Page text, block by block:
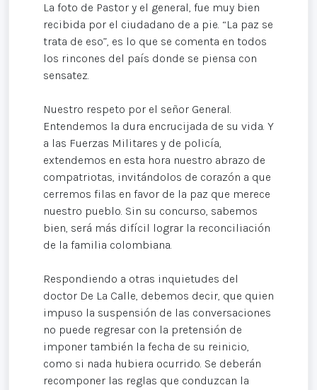
La foto de Pastor y el general, fue muy bien
recibida por el ciudadano de a pie. “La paz se
trata de eso”, es lo que se comenta en todos
los rincones del país donde se piensa con
sensatez.
Nuestro respeto por el señor General.
Entendemos la dura encrucijada de su vida. Y
a las Fuerzas Militares y de policía,
extendemos en esta hora nuestro abrazo de
compatriotas, invitándolos de corazón a que
cerremos filas en favor de la paz que merece
nuestro pueblo. Sin su concurso, sabemos
bien, será más difícil lograr la reconciliación
de la familia colombiana.
Respondiendo a otras inquietudes del
doctor De La Calle, debemos decir, que quien
impuso la suspensión de las conversaciones
no puede regresar con la pretensión de
imponer también la fecha de su reinicio,
como si nada hubiera ocurrido. Se deberán
recomponer las reglas que conduzcan la